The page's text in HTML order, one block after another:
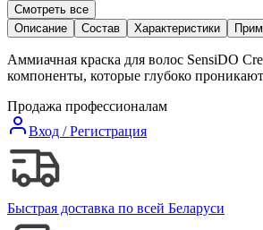
Смотреть все
Описание
Состав Характеристики
Аммиачная краска для волос SensiDO
компоненты, которые глубоко
Продажа профессионалам
Вход / Регистрация
Быстрая доставка по всей Беларуси